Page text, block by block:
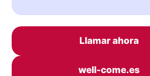
Llamar ahora
well-come.es